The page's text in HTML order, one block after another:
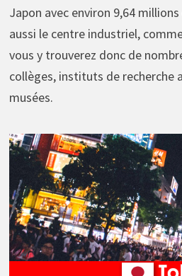
Japon avec environ 9,64
aussi le centre industriel,
vous y trouverez donc de
collèges, instituts de recherche
musées.